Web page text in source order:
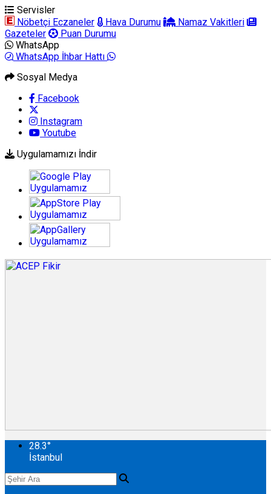
Servisler
Nöbetçi Eczaneler
Hava Durumu
Namaz Vakitleri
Gazeteler
Puan Durumu
WhatsApp
WhatsApp İhbar Hattı
Sosyal Medya
Facebook
Instagram
Youtube
Uygulamamızı İndir
28.3°
İstanbul